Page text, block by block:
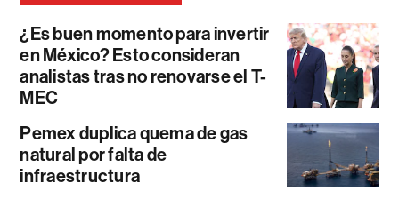
¿Es buen momento para invertir
en México? Esto consideran
analistas tras no renovarse el T-
MEC
Pemex duplica quema de gas
natural por falta de
infraestructura